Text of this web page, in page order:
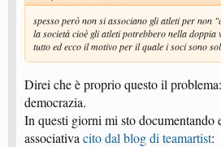
spesso però non si associano gli atleti per non
la società cioè gli atleti potrebbero nella doppia
tutto ed ecco il motivo per il quale i soci sono
Direi che è proprio questo il
democrazia.
In questi giorni mi sto documentando
associativa cito dal blog di teamartist: